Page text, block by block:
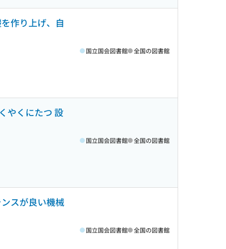
作り上げ、自
国立国会図書館 全国の図書館
やくにたつ 設
国立国会図書館 全国の図書館
スが良い機械
国立国会図書館 全国の図書館